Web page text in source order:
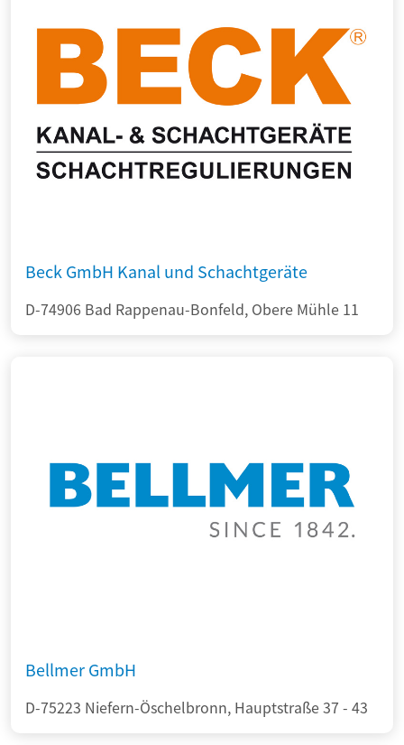
Beck GmbH Kanal und Schachtgeräte
D-74906 Bad Rappenau-Bonfeld, Obere Mühle 11
Bellmer GmbH
D-75223 Niefern-Öschelbronn, Hauptstraße 37 - 43